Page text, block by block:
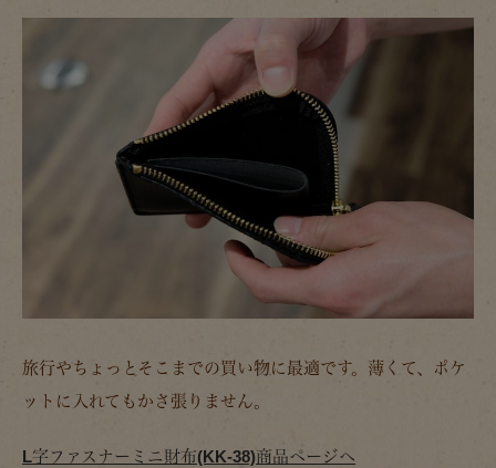
旅行やちょっとそこまでの買い物に最適です。薄くて、ポケ
ットに入れてもかさ張りません。
L字ファスナーミニ財布(KK-38)商品ページへ